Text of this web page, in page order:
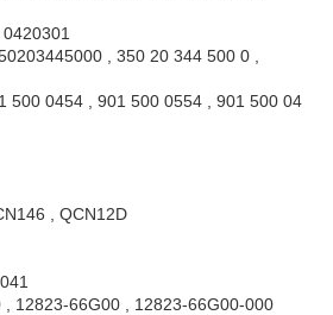
0420301
, 350 20 344 500 0 ,
500 0454 , 901 500 0554 , 901 500 04
, QCN12D
, 12823-66G00 , 12823-66G00-000